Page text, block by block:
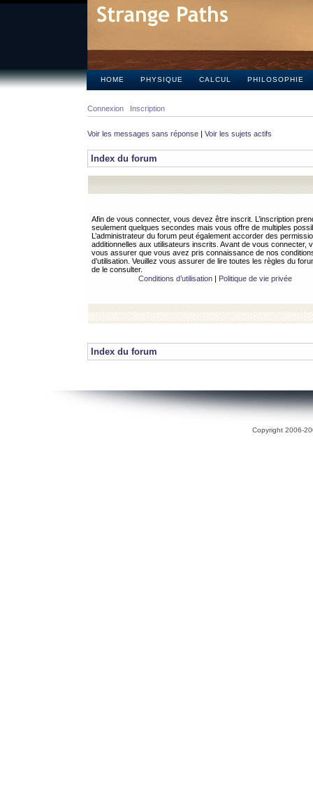
HOME PHYSIQUE CALCUL PHILOSOPHIE
Connexion Inscription
Voir les messages sans réponse | Voir les sujets actifs
Index du forum
Afin de vous connecter, vous devez être inscrit. L’inscription
seulement quelques secondes mais vous offre de multiples
L’administrateur du forum peut également accorder des
additionnelles aux utilisateurs inscrits. Avant de vous connecter,
vous assurer que vous avez pris connaissance de nos
d’utilisation. Veuillez vous assurer de lire toutes les règles du
de le consulter.
Conditions d’utilisation| Politique de vie privée
Index du forum
Copyright 2006-